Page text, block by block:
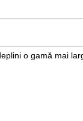
o gamă mai